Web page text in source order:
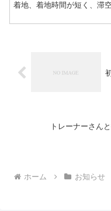
着地、着地時間が短く、滞
左脚の蹴りの方が右脚より
動...
トレーナーさん
ホーム お知らせ